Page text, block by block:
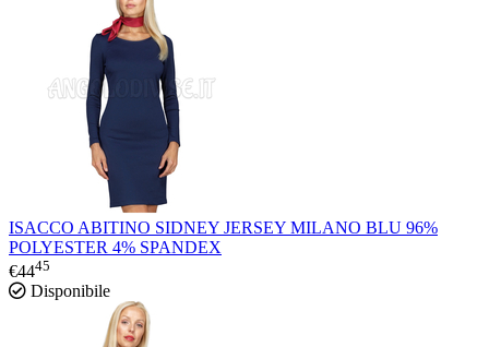
ISACCO ABITINO SIDNEY JERSEY MILANO BLU 96%
POLYESTER 4% SPANDEX
€4445
Disponibile